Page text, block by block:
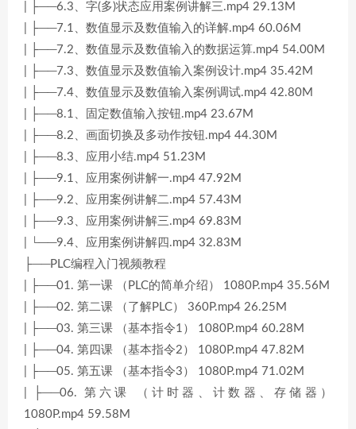
| ├──6.3、字(多)状态应用案例讲解三.mp4 29.13M
| ├──7.1、数值显示及数值输入的详解.mp4 60.06M
| ├──7.2、数值显示及数值输入的数据运算.mp4 54.00M
| ├──7.3、数值显示及数值输入案例设计.mp4 35.42M
| ├──7.4、数值显示及数值输入案例调试.mp4 42.80M
| ├──8.1、固定数值输入按钮.mp4 23.67M
| ├──8.2、画面切换及多动作按钮.mp4 44.30M
| ├──8.3、应用小结.mp4 51.23M
| ├──9.1、应用案例讲解一.mp4 47.92M
| ├──9.2、应用案例讲解二.mp4 57.43M
| ├──9.3、应用案例讲解三.mp4 69.83M
| └──9.4、应用案例讲解四.mp4 32.83M
├──PLC编程入门视频教程
| ├──01. 第一课 （PLC的简单介绍） 1080P.mp4 35.56M
| ├──02. 第二课 （了解PLC） 360P.mp4 26.25M
| ├──03. 第三课 （基本指令1） 1080P.mp4 60.28M
| ├──04. 第四课 （基本指令2） 1080P.mp4 47.82M
| ├──05. 第五课 （基本指令3） 1080P.mp4 71.02M
| ├──06. 第六课 （计时器、计数器、存储器）
1080P.mp4 59.58M